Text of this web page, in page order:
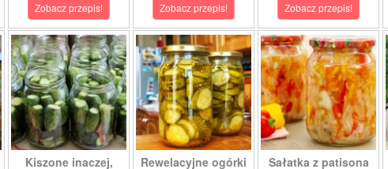
Zobacz przepis! Zobacz przepis! Zobacz przepis!
Kiszone inaczej, Rewelacyjne ogórki Sałatka z patisona